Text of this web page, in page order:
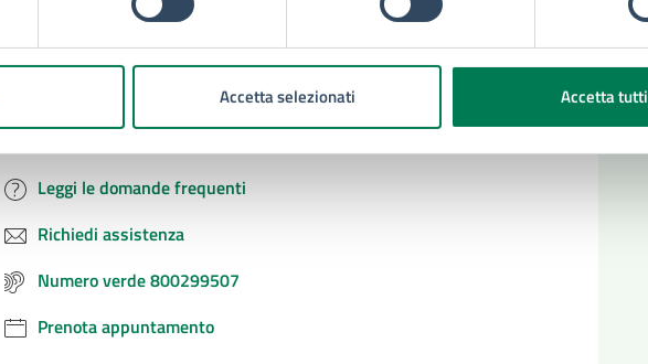
Accetta selezionati Accetta tutti
Contatta il comune
Leggi le domande frequenti
Richiedi assistenza
Numero verde 800299507
Prenota appuntamento